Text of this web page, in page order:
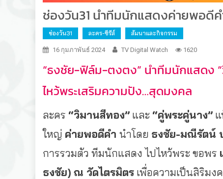
ช่องวัน31 นำทีมนักแสดงค่ายพอดี
ช่องวัน31 ละคร-ซีรีส์ สัมนาและกิจกรรม
16 กุมภาพันธ์ 2024 TV Digital Watch 1620
“ธงชัย-ฟิล์ม-ตงตง” นำทีมนักแสดง “
ไหว้พระเสริมความปัง…สุดมงคล
ละคร “วิมานสีทอง” และ “คู่พระคู่นาง”
ใหญ่ ค่ายพอดีคำ นำโดย ธงชัย-มณีรัตน์
การรวมตัว ทีมนักแสดง ไปไหว้พระ ขอพร
ธงชัย) ณ วัดไตรมิตร เพื่อความเป็นสิริมง